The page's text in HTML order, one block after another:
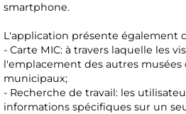
smartphone.
L'application présente également
- Carte MIC: à travers laquelle les
l'emplacement des autres musées
municipaux;
- Recherche de travail: les
informations spécifiques sur un